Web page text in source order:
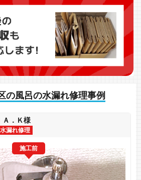
の風呂の水漏れ修理事例
Ａ．Ｋ様
漏れ修理
施工前